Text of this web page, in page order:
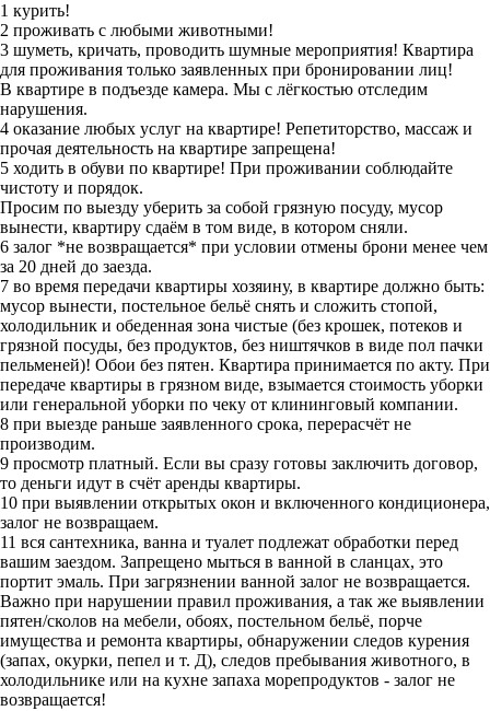
1 курить!
2 проживать с любыми животными!
3 шуметь, кричать, проводить шумные мероприятия! Квартира
для проживания только заявленных при бронировании лиц!
В квартире в подъезде камера. Мы с лёгкостью отследим
нарушения.
4 оказание любых услуг на квартире! Репетиторство, массаж и
прочая деятельность на квартире запрещена!
5 ходить в обуви по квартире! При проживании соблюдайте
чистоту и порядок.
Просим по выезду уберить за собой грязную посуду, мусор
вынести, квартиру сдаём в том виде, в котором сняли.
6 залог *не возвращается* при условии отмены брони менее чем
за 20 дней до заезда.
7 во время передачи квартиры хозяину, в квартире должно быть:
мусор вынести, постельное бельё снять и сложить стопой,
холодильник и обеденная зона чистые (без крошек, потеков и
грязной посуды, без продуктов, без ништячков в виде пол пачки
пельменей)! Обои без пятен. Квартира принимается по акту. При
передаче квартиры в грязном виде, взымается стоимость уборки
или генеральной уборки по чеку от клининговый компании.
8 при выезде раньше заявленного срока, перерасчёт не
производим.
9 просмотр платный. Если вы сразу готовы заключить договор,
то деньги идут в счёт аренды квартиры.
10 при выявлении открытых окон и включенного кондиционера,
залог не возвращаем.
11 вся сантехника, ванна и туалет подлежат обработки перед
вашим заездом. Запрещено мыться в ванной в сланцах, это
портит эмаль. При загрязнении ванной залог не возвращается.
Важно при нарушении правил проживания, а так же выявлении
пятен/сколов на мебели, обоях, постельном бельё, порче
имущества и ремонта квартиры, обнаружении следов курения
(запах, окурки, пепел и т. Д), следов пребывания животного, в
холодильнике или на кухне запаха морепродуктов - залог не
возвращается!